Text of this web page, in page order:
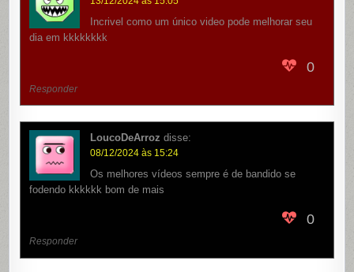
Incrivel como um único video pode melhorar seu
dia em kkkkkkkk
0
Responder
LoucoDeArroz disse:
08/12/2024 às 15:24
Os melhores vídeos sempre é de bandido se
fodendo kkkkkk bom de mais
0
Responder